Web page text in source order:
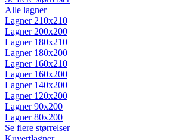
Alle lagner
Lagner 210x210
Lagner 200x200
Lagner 180x210
Lagner 180x200
Lagner 160x210
Lagner 160x200
Lagner 140x200
Lagner 120x200
Lagner 90x200
Lagner 80x200
Se flere størrelser